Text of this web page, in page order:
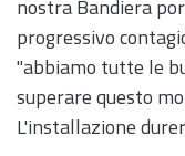
nostra Bandiera
progressivo
"abbiamo tutte le
superare questo
L'installazione